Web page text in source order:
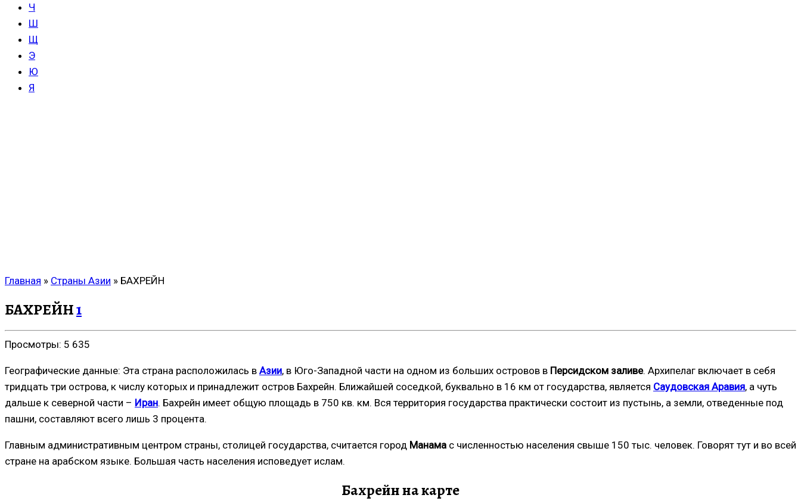
Ч
Ш
Щ
Э
Ю
Я
Главная » Страны Азии » БАХРЕЙН
БАХРЕЙН1
Просмотры: 5 635
Географические данные: Эта страна расположилась в Азии, в Юго-Западной части на одном из больших островов в Персидском заливе. Архипелаг включает в себя
тридцать три острова, к числу которых и принадлежит остров Бахрейн. Ближайшей соседкой, буквально в 16 км от государства, является Саудовская Аравия, а чуть
дальше к северной части – Иран. Бахрейн имеет общую площадь в 750 кв. км. Вся территория государства практически состоит из пустынь, а земли, отведенные под
пашни, составляют всего лишь 3 процента.
Главным административным центром страны, столицей государства, считается город Манама с численностью населения свыше 150 тыс. человек. Говорят тут и во всей
стране на арабском языке. Большая часть населения исповедует ислам.
Бахрейн на карте